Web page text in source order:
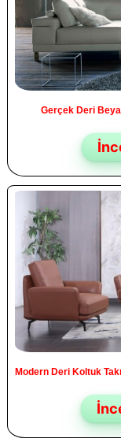
Gerçek Deri
Modern Deri Koltuk